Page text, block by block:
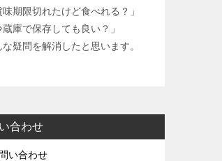
味期限切れたけど食べれる？」
蔵庫で保存しても良い？」
な疑問を解消したと思います。
合わせ
い合わせ